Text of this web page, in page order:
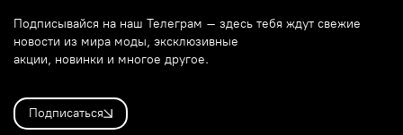
Подписывайся на наш Телеграм – здесь тебя ждут свежие
новости из мира моды, эксклюзивные
акции, новинки и многое другое.
Подписаться